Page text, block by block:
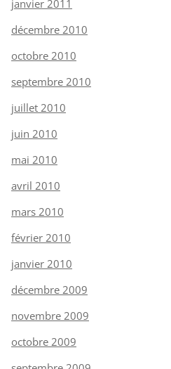
janvier 2011
décembre 2010
octobre 2010
septembre 2010
juillet 2010
juin 2010
mai 2010
avril 2010
mars 2010
février 2010
janvier 2010
décembre 2009
novembre 2009
octobre 2009